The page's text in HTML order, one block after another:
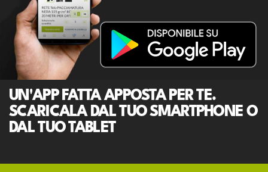
UN'APP FATTA APPOSTA PER TE.
SCARICALA DAL TUO SMARTPHONE O
DAL TUO TABLET